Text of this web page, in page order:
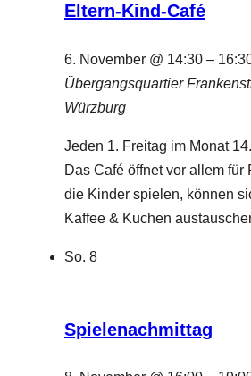
Eltern-Kind-Café
6. November @ 14:30 –
Übergangsquartier
Würzburg
Jeden 1. Freitag im Monat
Das Café öffnet vor allem für
die Kinder spielen, können
Kaffee & Kuchen
So. 8
Spielenachmittag